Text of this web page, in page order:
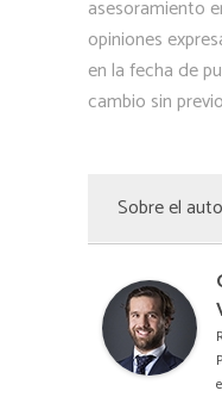
asesoramiento
opiniones
en la fecha de
cambio sin
Sobre el